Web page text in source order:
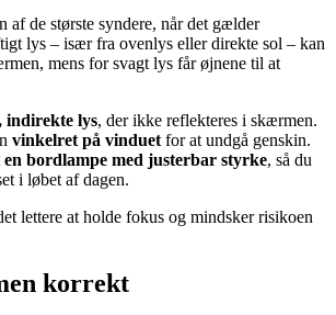
af de største syndere, når det gælder
lys – især fra ovenlys eller direkte sol – kan
mens for svagt lys får øjnene til at
indirekte lys, der ikke reflekteres i skærmen.
vinkelret på vinduet for at undgå genskin.
en bordlampe med justerbar styrke, så du
i løbet af dagen.
lettere at holde fokus og mindsker risikoen
korrekt